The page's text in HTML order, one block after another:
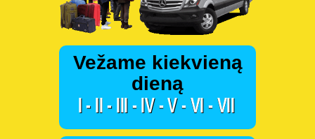
Vežame kiekvieną
dieną